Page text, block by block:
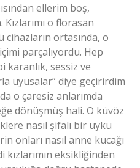
ellerim boş,
o florasan
cihazların ortasında, o
parçalıyordu. Hep
karanlık, sessiz ve
uyusalar” diye geçirirdim
o çaresiz anlarımda
dönüşmüş hali. O küvöz
nasıl şifalı bir uyku
onları nasıl anne kucağı
kızlarımın eksikliğinden